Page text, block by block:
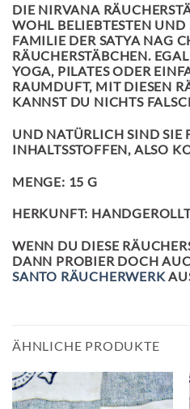
DIE NIRVANA
WOHL BELIEBTESTEN UND
FAMILIE DER SATYA NAG
RÄUCHERSTÄBCHEN.
YOGA, PILATES ODER
RAUMDUFT, MIT DIESEN
KANNST DU NICHTS
UND NATÜRLICH SIND SIE
INHALTSSTOFFEN, ALSO
MENGE: 15 G
HERKUNFT:
WENN DU DIESE
DANN PROBIER DOCH
SANTO RÄUCHERWERK
ÄHNLICHE PRODUKTE